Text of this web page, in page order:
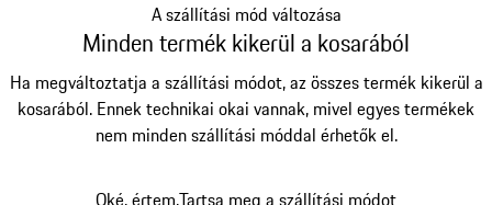
A szállítási mód változása
Minden termék kikerül a kosarából
Ha megváltoztatja a szállítási módot, az összes termék kikerül a
kosarából. Ennek technikai okai vannak, mivel egyes termékek
nem minden szállítási móddal érhetők el.
Oké, értem.Tartsa meg a szállítási módot